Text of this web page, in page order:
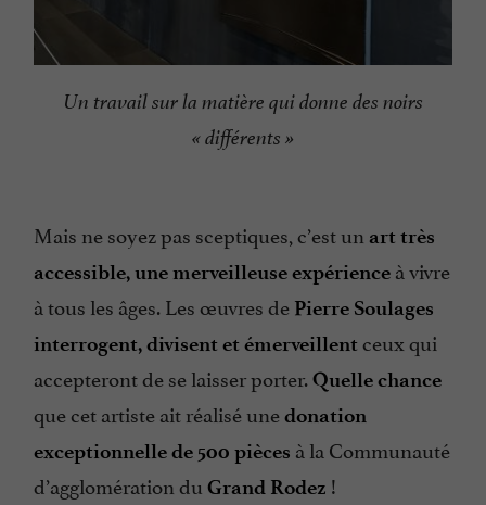
Un travail sur la matière qui donne des noirs
« différents »
Mais ne soyez pas sceptiques, c’est un art très
accessible, une merveilleuse expérience à vivre
à tous les âges. Les œuvres de Pierre Soulages
interrogent, divisent et émerveillent ceux qui
accepteront de se laisser porter.Quelle chance
que cet artiste ait réalisé unedonation
exceptionnelle de 500 pièces à la Communauté
d’agglomération du Grand Rodez !